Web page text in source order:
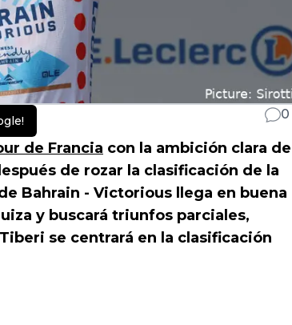
0
de Francia con la ambición clara de
de rozar la clasificación de la
Bahrain - Victorious llega en buena
y buscará triunfos parciales,
se centrará en la clasificación